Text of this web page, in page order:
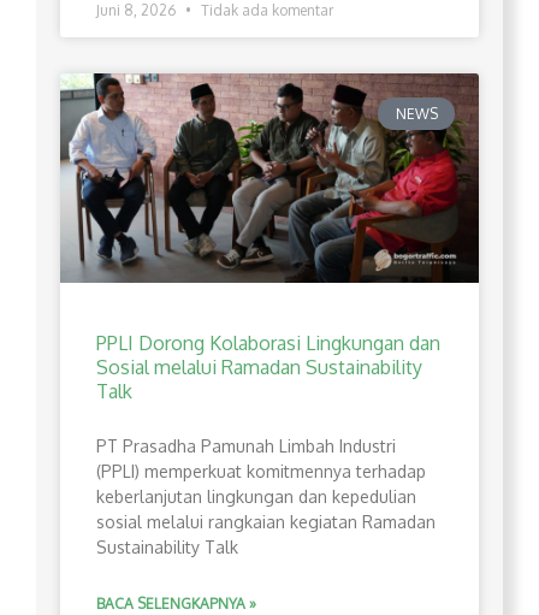
Juni 8, 2026 Tidak ada komentar
NEWS
PPLI Dorong Kolaborasi Lingkungan dan
Sosial melalui Ramadan Sustainability
Talk
PT Prasadha Pamunah Limbah Industri
(PPLI) memperkuat komitmennya terhadap
keberlanjutan lingkungan dan kepedulian
sosial melalui rangkaian kegiatan Ramadan
Sustainability Talk
BACA SELENGKAPNYA »